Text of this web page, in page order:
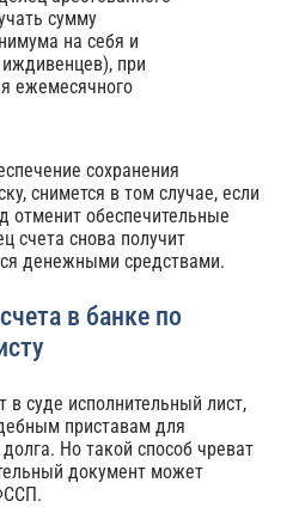
сумму
на себя и
при
ежемесячного
сохранения
снимется в том случае, если
отменит обеспечительные
счета снова получит
денежными средствами.
в банке по
в суде исполнительный лист,
приставам для
Но такой способ чреват
документ может